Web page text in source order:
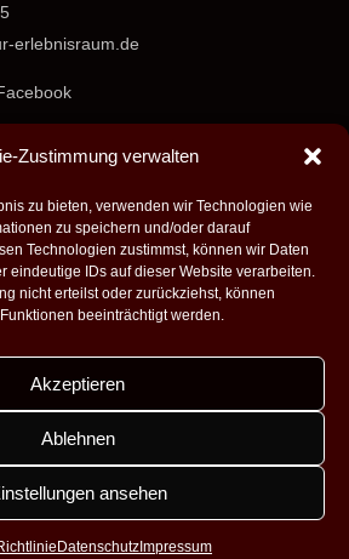
Zustimmung verwalten
zu bieten, verwenden wir Technologien wie
zu speichern und/oder darauf
Technologien zustimmst, können wir Daten
eindeutige IDs auf dieser Website verarbeiten.
nicht erteilst oder zurückziehst, können
beeinträchtigt werden.
Akzeptieren
Ablehnen
ansehen
Datenschutz Impressum
erlebnisraum.de
- 2026 -Agentur Erlebnisraum GmbH|
- Medienproduktion aus Saarbrücken
FacebookInstagram